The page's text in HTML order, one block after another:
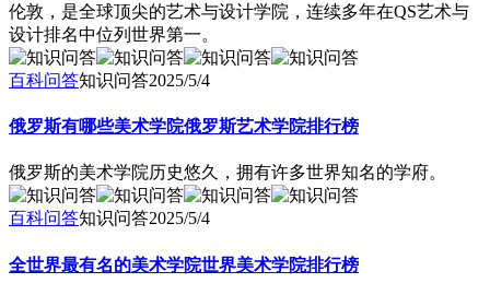
伦敦，是全球顶尖的艺术与设计学院，连续多年在QS艺术与
设计排名中位列世界第一。
百科问答知识问答2025/5/4
俄罗斯有哪些美术学院俄罗斯艺术学院排行榜
俄罗斯的美术学院历史悠久，拥有许多世界知名的学府。
百科问答知识问答2025/5/4
全世界最有名的美术学院世界美术学院排行榜